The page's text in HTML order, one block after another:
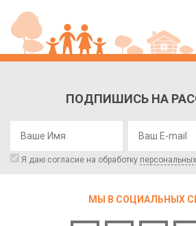
ПОДПИШИСЬ НА
Я даю согласие на обработку
МЫ В СОЦИАЛЬНЫХ